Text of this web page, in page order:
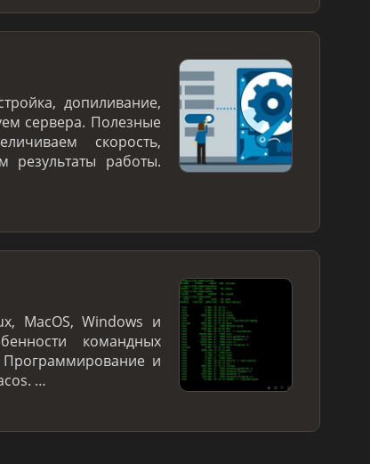
допиливание,
сервера. Полезные
скорость,
результаты работы.
MacOS, Windows и
командных
и
…